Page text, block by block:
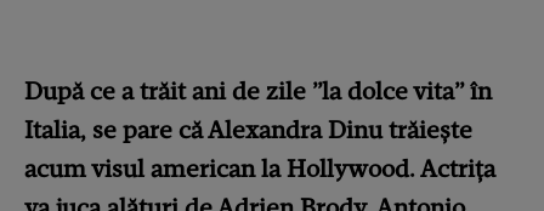
După ce a trăit ani de zile ”la dolce vita” în
Italia, se pare că Alexandra Dinu trăiește
acum visul american la Hollywood. Actrița